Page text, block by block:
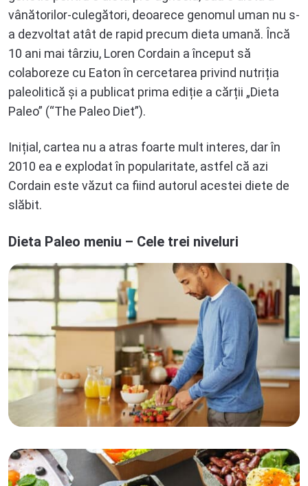
vânătorilor-culegători, deoarece genomul uman nu s-
a dezvoltat atât de rapid precum dieta umană. Încă
10 ani mai târziu, Loren Cordain a început să
colaboreze cu Eaton în cercetarea privind nutriția
paleolitică și a publicat prima ediție a cărții „Dieta
Paleo” (“The Paleo Diet”).
Inițial, cartea nu a atras foarte mult interes, dar în
2010 ea e explodat în popularitate, astfel că azi
Cordain este văzut ca fiind autorul acestei diete de
slăbit.
Dieta Paleo meniu – Cele trei niveluri